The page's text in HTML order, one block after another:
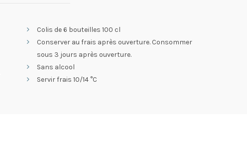
Colis de 6 bouteilles 100 cl
Conserver au frais après ouverture. Consommer
sous 3 jours après ouverture.
Sans alcool
Servir frais 10/14 °C